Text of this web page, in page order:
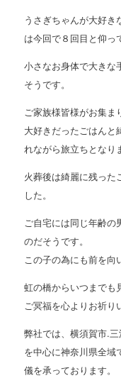
うさぎちゃんが大好
は今回で８回目と仰っ
小さなお身体で大きな
そうです。
ご家族様皆様がお集ま
大好きだったごはんと
れながら旅立ちとなり
火葬後は綺麗に残った
した。
ご自宅には同じ年齢の
のだそうです。
この子の為にも前を向
虹の橋からいつまでも
ご冥福を心よりお祈り
弊社では、横須賀市.
を中心に神奈川県全域
儀を承っております。